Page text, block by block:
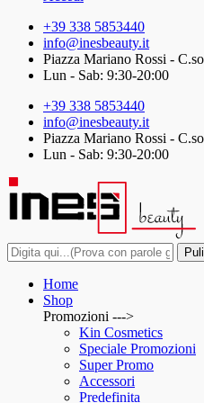
+39 338 5853440
info@inesbeauty.it
Piazza Mariano Rossi -
Lun - Sab: 9:30-20:00
+39 338 5853440
info@inesbeauty.it
Piazza Mariano Rossi -
Lun - Sab: 9:30-20:00
Home
Shop
Promozioni --->
Kin Cosmetics
Speciale Promozioni
Super Promo
Accessori
Predefinita